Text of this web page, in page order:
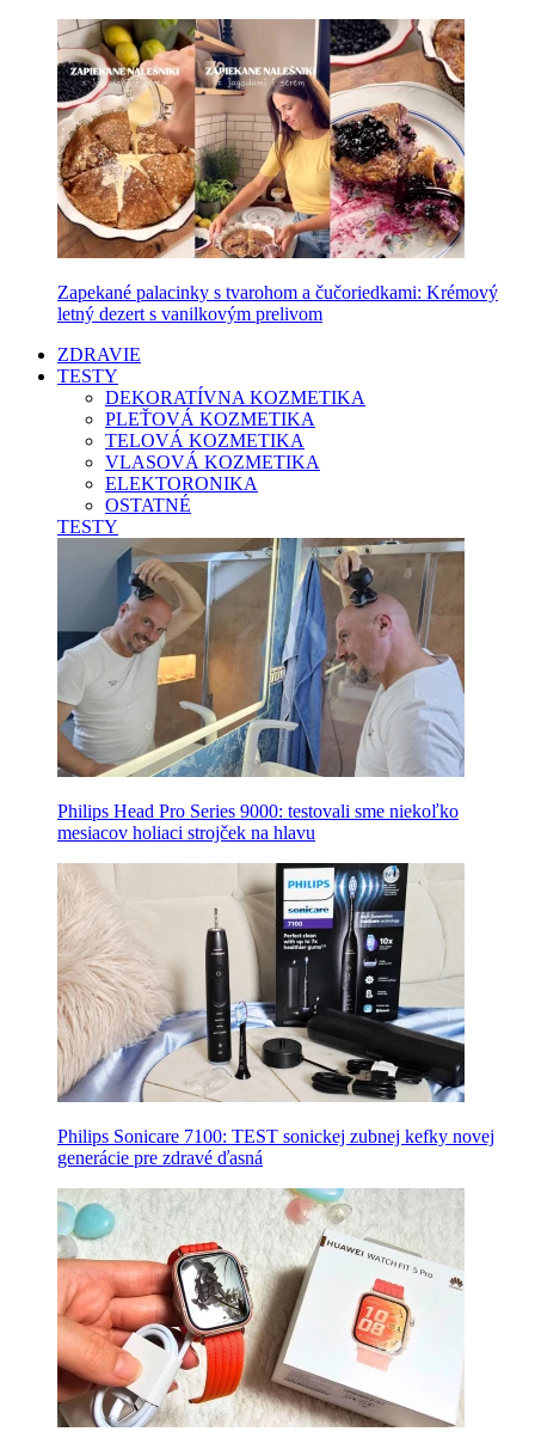
Zapekané palacinky s tvarohom a čučoriedkami: Krémový
letný dezert s vanilkovým prelivom
ZDRAVIE
TESTY
DEKORATÍVNA KOZMETIKA
PLEŤOVÁ KOZMETIKA
TELOVÁ KOZMETIKA
VLASOVÁ KOZMETIKA
ELEKTORONIKA
OSTATNÉ
TESTY
Philips Head Pro Series 9000: testovali sme niekoľko
mesiacov holiaci strojček na hlavu
Philips Sonicare 7100: TEST sonickej zubnej kefky novej
generácie pre zdravé ďasná